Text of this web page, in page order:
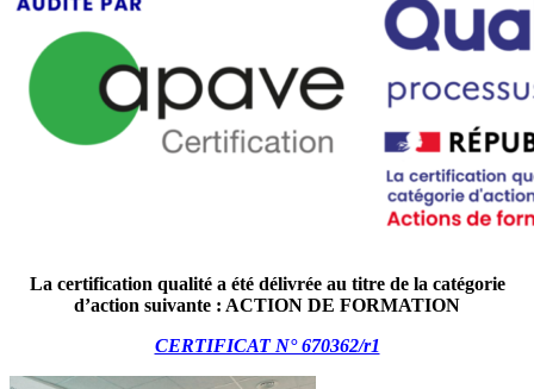
La certification qualité a été délivrée au titre de la catégorie
d’action suivante : ACTION DE FORMATION
CERTIFICAT N° 670362/r1